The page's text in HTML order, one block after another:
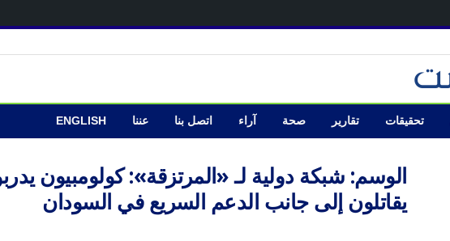
تحقيقات تقارير صحة آراء اتصل بنا عننا ENGLISH
الوسم: شبكة دولية لـ «المرتزقة»: كولومبيون
يقاتلون إلى جانب الدعم السريع في السودان